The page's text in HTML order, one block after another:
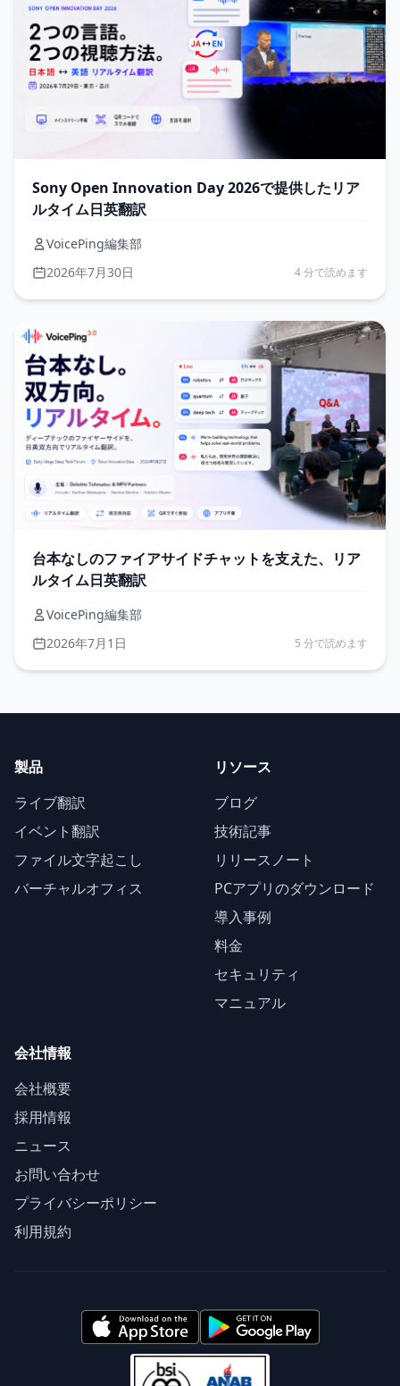
Sony Open Innovation Day 2026で提供したリア
ルタイム日英翻訳
VoicePing編集部
2026年7月30日
4 分で読めます
台本なしのファイアサイドチャットを支えた、リア
ルタイム日英翻訳
VoicePing編集部
2026年7月1日
5 分で読めます
製品
ライブ翻訳
イベント翻訳
ファイル文字起こし
バーチャルオフィス
リソース
ブログ
技術記事
リリースノート
PCアプリのダウンロード
導入事例
料金
セキュリティ
マニュアル
会社情報
会社概要
採用情報
ニュース
お問い合わせ
プライバシーポリシー
利用規約